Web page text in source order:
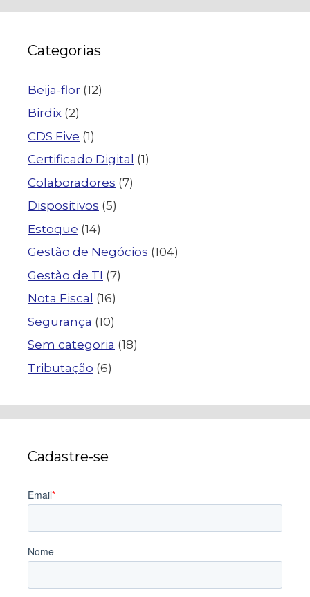
Categorias
Beija-flor (12)
Birdix (2)
CDS Five (1)
Certificado Digital (1)
Colaboradores (7)
Dispositivos (5)
Estoque (14)
Gestão de Negócios (104)
Gestão de TI (7)
Nota Fiscal (16)
Segurança (10)
Sem categoria (18)
Tributação (6)
Cadastre-se